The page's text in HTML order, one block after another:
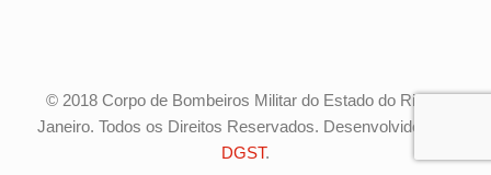
© 2018 Corpo de Bombeiros Militar do Estado do Rio de
Janeiro. Todos os Direitos Reservados. Desenvolvido pela
DGST.